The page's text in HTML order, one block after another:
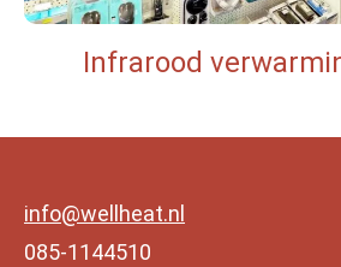
Infrarood
info@wellheat.nl
085-1144510